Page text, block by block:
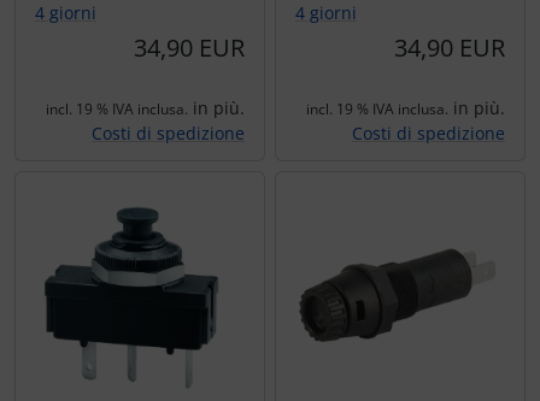
4 giorni
34,90 EUR
incl. 19 % IVA inclusa. in più.
Costi di spedizione
4 giorni
34,90 EUR
incl. 19 % IVA inclusa. in più.
Costi di spedizione